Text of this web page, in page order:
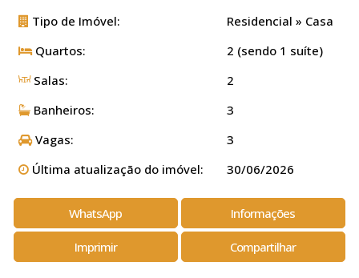
Tipo de Imóvel:
Residencial » Casa
Quartos:
2 (sendo 1 suíte)
Salas:
2
Banheiros:
3
Vagas:
3
Última atualização do imóvel:
30/06/2026
WhatsApp Informações
Imprimir Compartilhar